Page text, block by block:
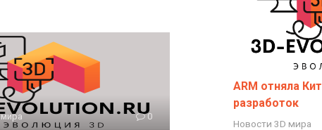
0
ARM отняла
разработок
Новости 3D мира